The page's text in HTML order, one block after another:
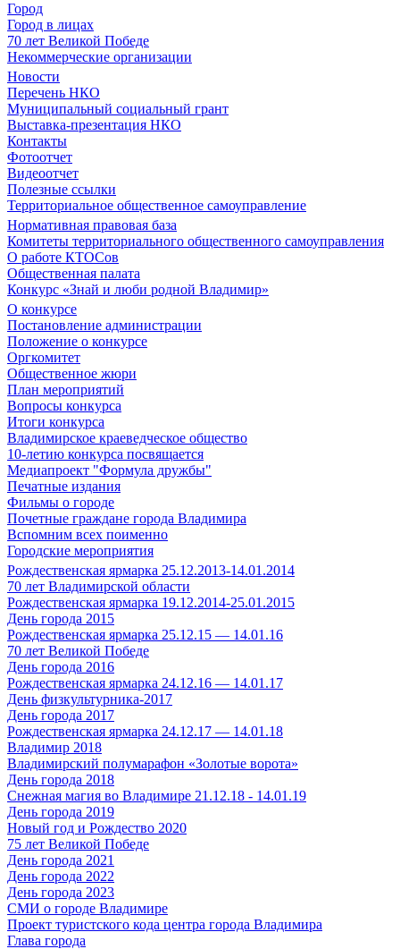
Город
Город в лицах
70 лет Великой Победе
Некоммерческие организации
Новости
Перечень НКО
Муниципальный социальный грант
Выставка-презентация НКО
Контакты
Фотоотчет
Видеоотчет
Полезные ссылки
Территориальное общественное самоуправление
Нормативная правовая база
Комитеты территориального общественного самоуправления
О работе КТОСов
Общественная палата
Конкурс «Знай и люби родной Владимир»
О конкурсе
Постановление администрации
Положение о конкурсе
Оргкомитет
Общественное жюри
План мероприятий
Вопросы конкурса
Итоги конкурса
Владимирское краеведческое общество
10-летию конкурса посвящается
Медиапроект "Формула дружбы"
Печатные издания
Фильмы о городе
Почетные граждане города Владимира
Вспомним всех поименно
Городские мероприятия
Рождественская ярмарка 25.12.2013-14.01.2014
70 лет Владимирской области
Рождественская ярмарка 19.12.2014-25.01.2015
День города 2015
Рождественская ярмарка 25.12.15 — 14.01.16
70 лет Великой Победе
День города 2016
Рождественская ярмарка 24.12.16 — 14.01.17
День физкультурника-2017
День города 2017
Рождественская ярмарка 24.12.17 — 14.01.18
Владимир 2018
Владимирский полумарафон «Золотые ворота»
День города 2018
Снежная магия во Владимире 21.12.18 - 14.01.19
День города 2019
Новый год и Рождество 2020
75 лет Великой Победе
День города 2021
День города 2022
День города 2023
СМИ о городе Владимире
Проект туристского кода центра города Владимира
Глава города